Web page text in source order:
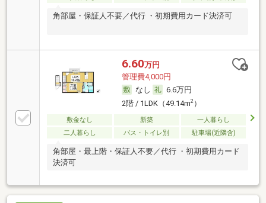
角部屋・保証人不要／代行 ・初期費用カード決済可
6.60万円
管理費4,000円
なし
6.6万円
2階 / 1LDK（49.14m2）
敷金なし 新築
一人暮らし
二人暮らし
バス・トイレ別 駐車場(近隣含)
角部屋・最上階・保証人不要／代行 ・初期費用カード
決済可